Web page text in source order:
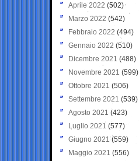
Aprile 2022 (502)
Marzo 2022 (542)
Febbraio 2022 (494)
Gennaio 2022 (510)
Dicembre 2021 (488)
Novembre 2021 (599)
Ottobre 2021 (506)
Settembre 2021 (539)
Agosto 2021 (423)
Luglio 2021 (577)
Giugno 2021(559)
Maggio 2021 (556)